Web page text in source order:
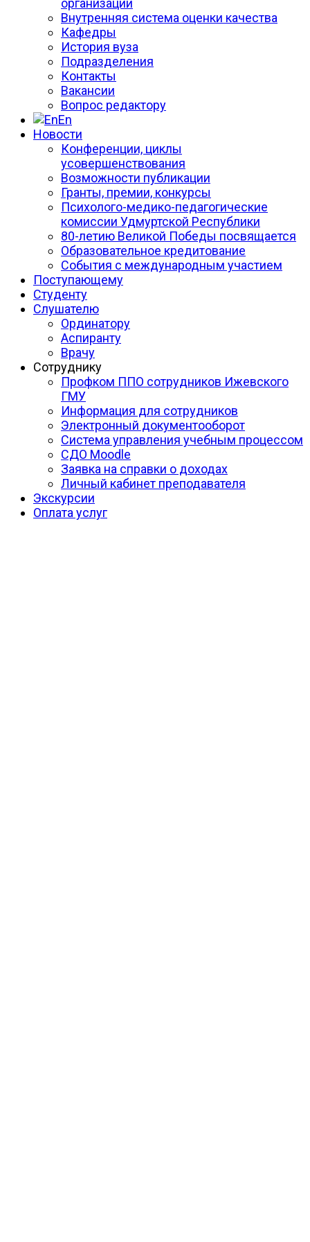
организации
Внутренняя система оценки качества
Кафедры
История вуза
Подразделения
Контакты
Вакансии
Вопрос редактору
En
Новости
Конференции, циклы
усовершенствования
Возможности публикации
Гранты, премии, конкурсы
Психолого-медико-педагогические
комиссии Удмуртской Республики
80-летию Великой Победы посвящается
Образовательное кредитование
События с международным участием
Поступающему
Студенту
Слушателю
Ординатору
Аспиранту
Врачу
Сотруднику
Профком ППО сотрудников Ижевского
ГМУ
Информация для сотрудников
Электронный документооборот
Система управления учебным процессом
СДО Moodle
Заявка на справки о доходах
Личный кабинет преподавателя
Экскурсии
Оплата услуг